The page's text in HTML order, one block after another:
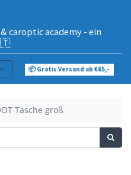
caroptic academy - ein
📦 Gratis Versand ab €65,-
Tasche groß